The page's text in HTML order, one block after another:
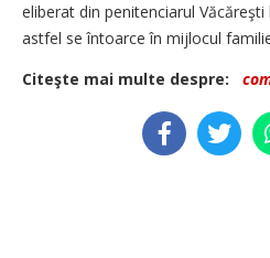
eliberat din penitenciarul
astfel se întoarce în mijlocul
Citeşte mai multe despre: